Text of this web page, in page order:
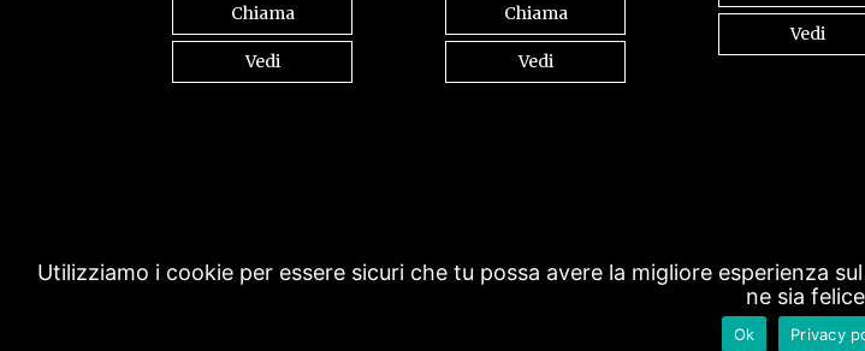
Chiama
Vedi
Chiama
Vedi
Vedi
© Bova's The
Utilizziamo i cookie per essere sicuri che tu possa avere la migliore esperienza
ne sia
Ok Privacy